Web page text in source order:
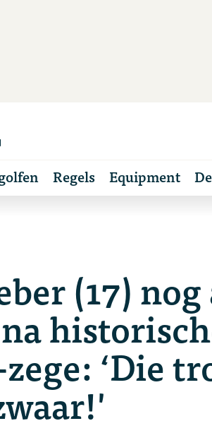
Regels Equipment
(17)
‘Die